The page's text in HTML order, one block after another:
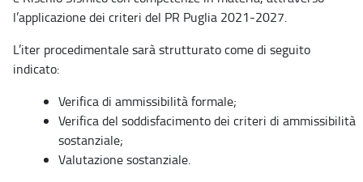
l’applicazione dei criteri del PR Puglia 2021-2027.
L’iter procedimentale sarà strutturato come di seguito
indicato:
Verifica di ammissibilità formale;
Verifica del soddisfacimento dei criteri di ammissibilità
sostanziale;
Valutazione sostanziale.